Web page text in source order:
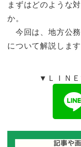
まずはどのような
か。
今回は、地方公
について解説します
▼ＬＩＮ